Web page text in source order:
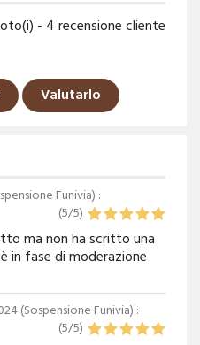
- 4recensione cliente
Valutarlo
Funivia) :
(5/5)
ma non ha scritto una
in fase di moderazione
(Sospensione Funivia) :
(5/5)